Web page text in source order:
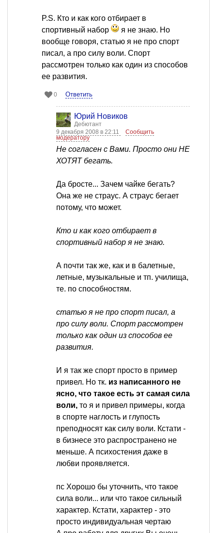
P.S. Кто и как кого отбирает в
спортивный набор
я не знаю. Но
вообще говоря, статью я не про спорт
писал, а про силу воли. Спорт
рассмотрен только как один из способов
ее развития.
0 Ответить
Юрий Новиков
Дебютант
9 декабря 2008 в 22:11
Сообщить
модератору
Не согласен с Вами. Просто они НЕ
ХОТЯТ бегать.
Да бросте... Зачем чайке бегать?
Она же не страус. А страус бегает
потому, что может.
Кто и как кого отбирает в
спортивный набор я не знаю.
А почти так же, как и в балетные,
летные, музыкальные и тп. училища,
те. по способностям.
статью я не про спорт писал, а
про силу воли. Спорт рассмотрен
только как один из способов ее
развития.
И я так же спорт просто в пример
привел. Но тк. из написанного не
ясно, что такое есть эт самая сила
воли, то я и привел примеры, когда
в спорте наглость и глупость
преподносят как силу воли. Кстати -
в бизнесе это распространено не
меньше. А психостения даже в
любви проявляется.
пс Хорошо бы уточнить, что такое
сила воли... или что такое сильный
характер. Кстати, характер - это
просто индивидуальная чертаю